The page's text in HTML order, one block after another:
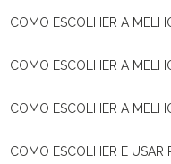
COMO ESCOLHER A
COMO ESCOLHER A
COMO ESCOLHER A
COMO ESCOLHER E